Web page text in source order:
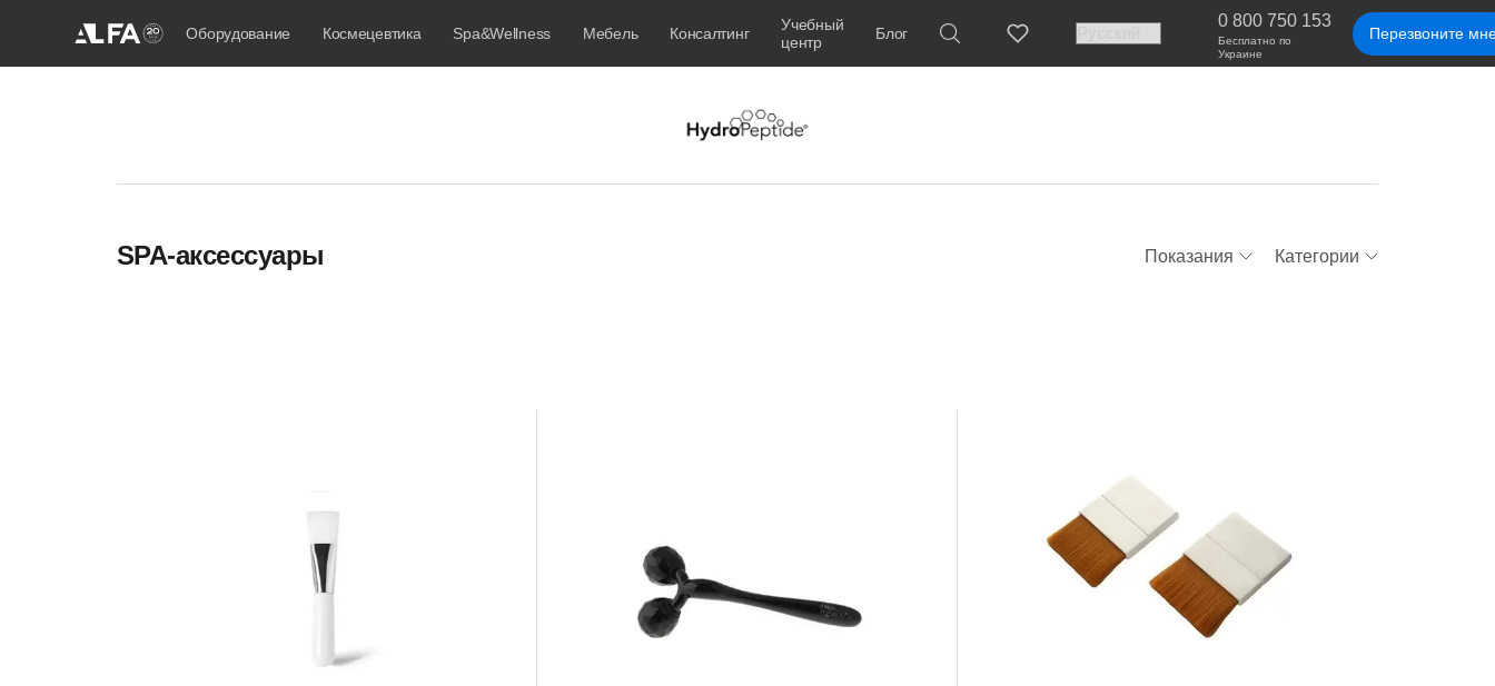
Оборудование Космецевтика Spa&Wellness Мебель Консалтинг
Учебный
центр
Блог
0 800 750 153
Бесплатно по
Украине
Перезвоните
SPA-аксессуары Показания Категории